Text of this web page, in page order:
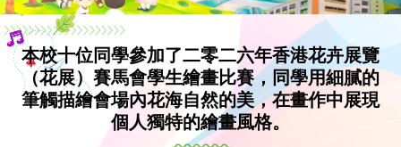
本校十位同學參加了二零二六年香港花卉展覽
（花展）賽馬會學生繪畫比賽，同學用細膩的
筆觸描繪會場內花海自然的美，在畫作中展現
個人獨特的繪畫風格。